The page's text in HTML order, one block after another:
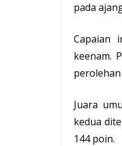
pada
Capaian
keenam.
Juara
kedua
144 poin.